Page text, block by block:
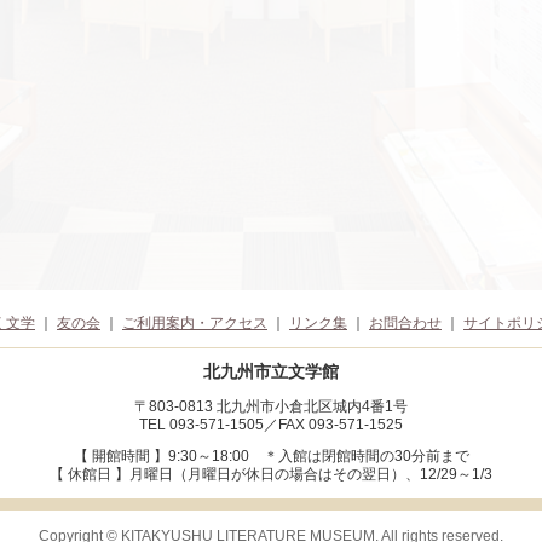
文学 友の会 ご利用案内・アクセス リンク集 お問合わせ サイトポリ
北九州市立文学館
〒803-0813 北九州市小倉北区城内4番1号
TEL 093-571-1505／FAX 093-571-1525
【 開館時間 】9:30～18:00
＊入館は閉館時間の30分前まで
【 休館日 】月曜日（月曜日が休日の場合はその翌日）、12/29～1/3
Copyright © KITAKYUSHU LITERATURE MUSEUM. All rights reserved.